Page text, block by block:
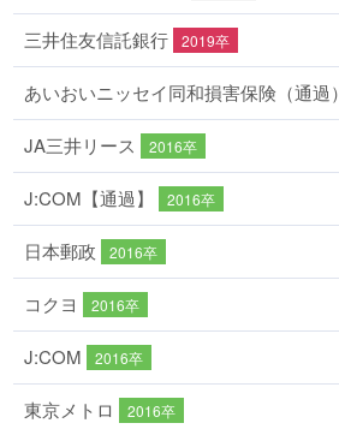
三井住友信託銀行 2019卒
あいおいニッセイ同和損害保険（通過）
JA三井リース 2016卒
J:COM【通過】 2016卒
日本郵政 2016卒
コクヨ 2016卒
J:COM 2016卒
東京メトロ 2016卒